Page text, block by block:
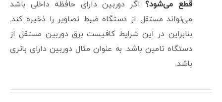
قطع می‌شود؟ اگر دوربین دارای حافظه داخلی باشد
می‌تواند مستقل از دستگاه ضبط تصاویر را ذخیره کند.
بنابراین در این شرایط کافیست برق دوربین مستقل از
دستگاه تامین باشد. به عنوان مثال دوربین دارای باتری
باشد.